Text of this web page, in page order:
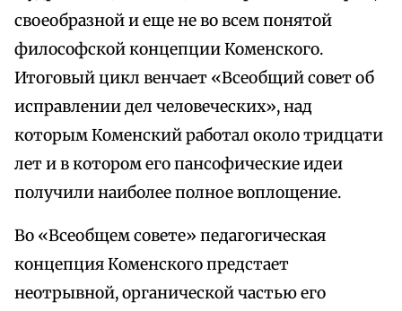
своеобразной и еще не во всем понятой
философской концепции Коменского.
Итоговый цикл венчает «Всеобщий совет об
исправлении дел человеческих», над
которым Коменский работал около тридцати
лет и в котором его пансофические идеи
получили наиболее полное воплощение.
Во «Всеобщем совете» педагогическая
концепция Коменского предстает
неотрывной, органической частью его